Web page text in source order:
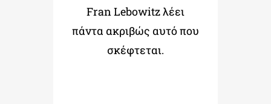
Fran Lebowitz λέει
πάντα ακριβώς αυτό που
σκέφτεται.